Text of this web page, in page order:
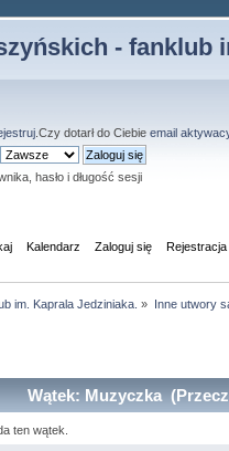
- fanklub
.Czy dotarł do Ciebie email
hasło i długość sesji
Kalendarz Zaloguj się Rejestracja
im. Kaprala Jedziniaka. » Inne utwory
Wątek: Muzyczka
ten wątek.